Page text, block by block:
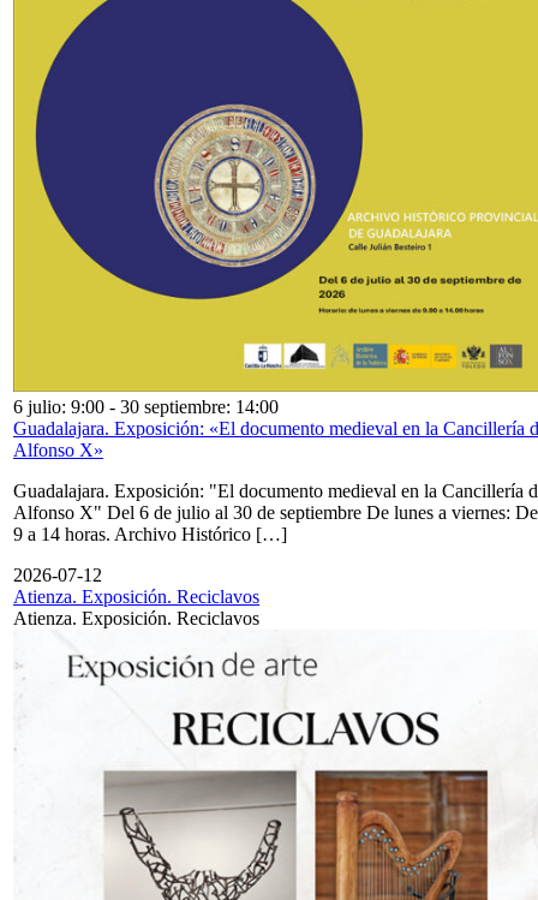
6 julio: 9:00 - 30 septiembre: 14:00
Guadalajara. Exposición: «El documento medieval en la Cancillería
Alfonso X»
Guadalajara. Exposición: "El documento medieval en la Cancillería
Alfonso X" Del 6 de julio al 30 de septiembre De lunes a viernes: De
9 a 14 horas. Archivo Histórico […]
2026-07-12
Atienza. Exposición. Reciclavos
Atienza. Exposición. Reciclavos